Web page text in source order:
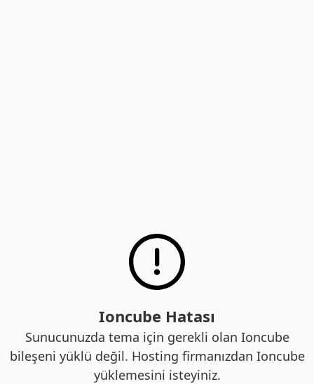
Ioncube Hatası
Sunucunuzda tema için gerekli olan Ioncube
bileşeni yüklü değil. Hosting firmanızdan Ioncube
yüklemesini isteyiniz.